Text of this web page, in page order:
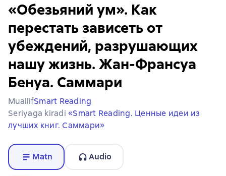
«Обезьяний ум». Как
перестать зависеть от
убеждений, разрушающих
нашу жизнь. Жан-Франсуа
Бенуа. Саммари
MuallifSmart Reading
Seriyaga kiradi «Smart Reading. Ценные идеи из
лучших книг. Саммари»
Matn Audio